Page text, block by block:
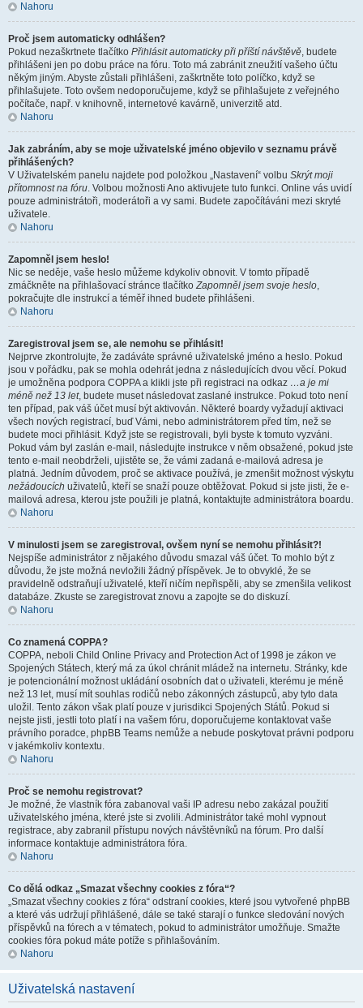
Nahoru
Proč jsem automaticky odhlášen?
Pokud nezaškrtnete tlačítko Přihlásit automaticky při příští návštěvě, budete
přihlášeni jen po dobu práce na fóru. Toto má zabránit zneužití vašeho účtu
někým jiným. Abyste zůstali přihlášeni, zaškrtněte toto políčko, když se
přihlašujete. Toto ovšem nedoporučujeme, když se přihlašujete z veřejného
počítače, např. v knihovně, internetové kavárně, univerzitě atd.
Nahoru
Jak zabráním, aby se moje uživatelské jméno objevilo v seznamu právě
přihlášených?
V Uživatelském panelu najdete pod položkou „Nastavení“ volbu Skrýt moji
přítomnost na fóru. Volbou možnosti Ano aktivujete tuto funkci. Online vás uvidí
pouze administrátoři, moderátoři a vy sami. Budete započítáváni mezi skryté
uživatele.
Nahoru
Zapomněl jsem heslo!
Nic se neděje, vaše heslo můžeme kdykoliv obnovit. V tomto případě
zmáčkněte na přihlašovací stránce tlačítkoZapomněl jsem svoje heslo,
pokračujte dle instrukcí a téměř ihned budete přihlášeni.
Nahoru
Zaregistroval jsem se, ale nemohu se přihlásit!
Nejprve zkontrolujte, že zadáváte správné uživatelské jméno a heslo. Pokud
jsou v pořádku, pak se mohla odehrát jedna z následujících dvou věcí. Pokud
je umožněna podpora COPPA a klikli jste při registraci na odkaz …a je mi
méně než 13 let, budete muset následovat zaslané instrukce. Pokud toto není
ten případ, pak váš účet musí být aktivován. Některé boardy vyžadují aktivaci
všech nových registrací, buď Vámi, nebo administrátorem před tím, než se
budete moci přihlásit. Když jste se registrovali, byli byste k tomuto vyzváni.
Pokud vám byl zaslán e-mail, následujte instrukce v něm obsažené, pokud jste
tento e-mail neobdrželi, ujistěte se, že vámi zadaná e-mailová adresa je
platná. Jedním důvodem, proč se aktivace používá, je zmenšit možnost výskytu
nežádoucích uživatelů, kteří se snaží pouze obtěžovat. Pokud si jste jisti, že e-
mailová adresa, kterou jste použili je platná, kontaktujte administrátora boardu.
Nahoru
V minulosti jsem se zaregistroval, ovšem nyní se nemohu přihlásit?!
Nejspíše administrátor z nějakého důvodu smazal váš účet. To mohlo být z
důvodu, že jste možná nevložili žádný příspěvek. Je to obvyklé, že se
pravidelně odstraňují uživatelé, kteří ničím nepřispěli, aby se zmenšila velikost
databáze. Zkuste se zaregistrovat znovu a zapojte se do diskuzí.
Nahoru
Co znamená COPPA?
COPPA, neboli Child Online Privacy and Protection Act of 1998 je zákon ve
Spojených Státech, který má za úkol chránit mládež na internetu. Stránky, kde
je potencionální možnost ukládání osobních dat o uživateli, kterému je méně
než 13 let, musí mít souhlas rodičů nebo zákonných zástupců, aby tyto data
uložil. Tento zákon však platí pouze v jurisdikci Spojených Států. Pokud si
nejste jisti, jestli toto platí i na vašem fóru, doporučujeme kontaktovat vaše
právního poradce, phpBB Teams nemůže a nebude poskytovat právni podporu
v jakémkoliv kontextu.
Nahoru
Proč se nemohu registrovat?
Je možné, že vlastník fóra zabanoval vaši IP adresu nebo zakázal použití
uživatelského jména, které jste si zvolili. Administrátor také mohl vypnout
registrace, aby zabranil přístupu nových návštěvníků na fórum. Pro další
informace kontaktuje administrátora fóra.
Nahoru
Co dělá odkaz „Smazat všechny cookies z fóra“?
„Smazat všechny cookies z fóra“ odstraní cookies, které jsou vytvořené phpBB
a které vás udržují přihlášené, dále se také starají o funkce sledování nových
příspěvků na fórech a v tématech, pokud to administrátor umožňuje. Smažte
cookies fóra pokud máte potíže s přihlašováním.
Nahoru
Uživatelská nastavení